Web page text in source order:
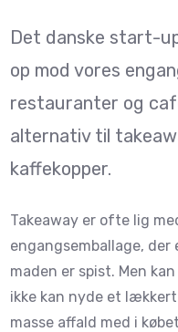
Det danske start-
op mod vores
restauranter og
alternativ til
kaffekopper.
Takeaway er ofte lig
engangsemballage, der
maden er spist. Men
ikke kan nyde et
masse affald med i